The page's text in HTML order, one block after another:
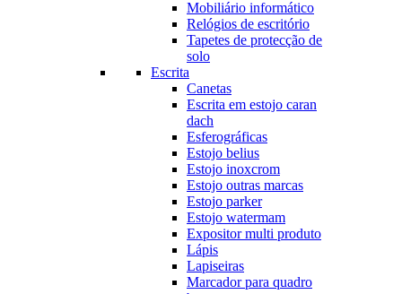
Mobiliário informático
Relógios de escritório
Tapetes de protecção de
solo
Escrita
Canetas
Escrita em estojo caran
dach
Esferográficas
Estojo belius
Estojo inoxcrom
Estojo outras marcas
Estojo parker
Estojo watermam
Expositor multi produto
Lápis
Lapiseiras
Marcador para quadro